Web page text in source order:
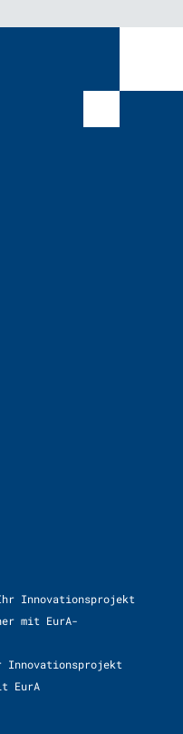
Ihr Innovationsprojekt
mit EurA-
Innovationsprojekt
EurA